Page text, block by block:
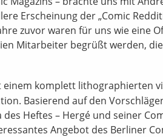
Erscheinung der „Comic
zuvor waren für uns wie eine
Mitarbeiter begrüßt werden,
komplett lithographierten
Basierend auf den
Heftes – Hergé und seiner
Angebot des Berliner